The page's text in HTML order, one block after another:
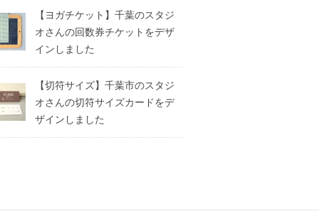
【ヨガチケット】千葉のスタジ
オさんの回数券チケットをデザ
インしました
【切符サイズ】千葉市のスタジ
オさんの切符サイズカードをデ
ザインしました